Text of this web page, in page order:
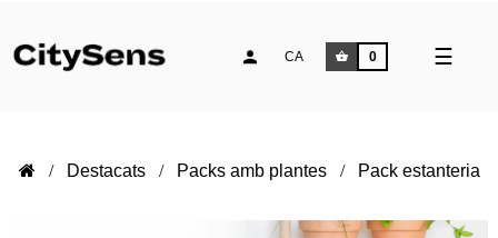
☰
CA 0
Destacats Packs amb plantes Pack estanteria